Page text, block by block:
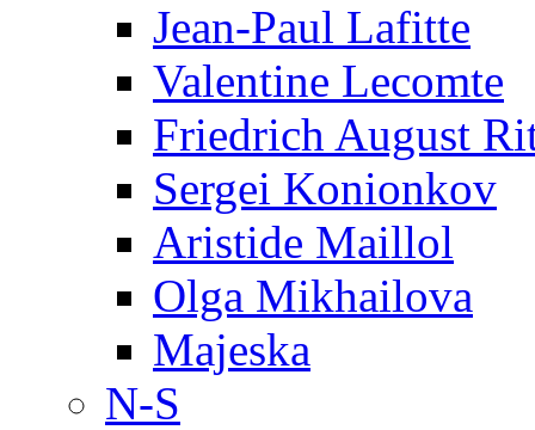
Jean-Paul Lafitte
Valentine Lecomte
Friedrich August
Sergei Konionkov
Aristide Maillol
Olga Mikhailova
Majeska
N-S